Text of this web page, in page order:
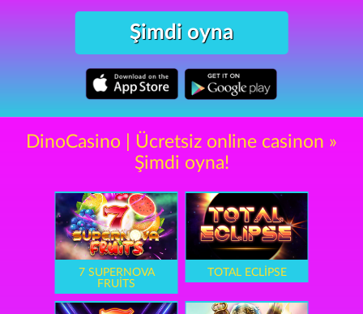
Şimdi oyna
DinoCasino | Ücretsiz online casinon »
Şimdi oyna!
7 SUPERNOVA
FRUITS
TOTAL ECLIPSE